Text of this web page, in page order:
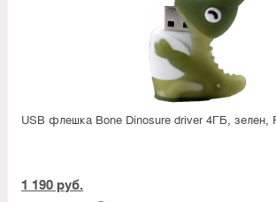
USB флешка Bone Dinosure driver 4ГБ, зелен,
1 190 руб.